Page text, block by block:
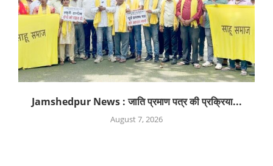
Jamshedpur News : जाति प्रमाण पत्र की प्रक्रिया...
August 7, 2026